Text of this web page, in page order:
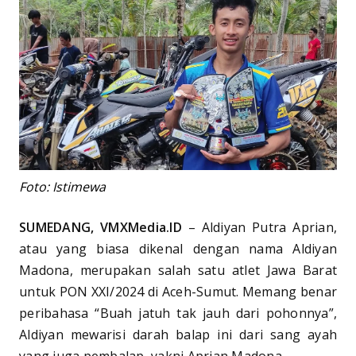
Foto: Istimewa
SUMEDANG, VMXMedia.ID – Aldiyan Putra Aprian,
atau yang biasa dikenal dengan nama Aldiyan
Madona, merupakan salah satu atlet Jawa Barat
untuk PON XXI/2024 di Aceh-Sumut. Memang benar
peribahasa “Buah jatuh tak jauh dari pohonnya”,
Aldiyan mewarisi darah balap ini dari sang ayah